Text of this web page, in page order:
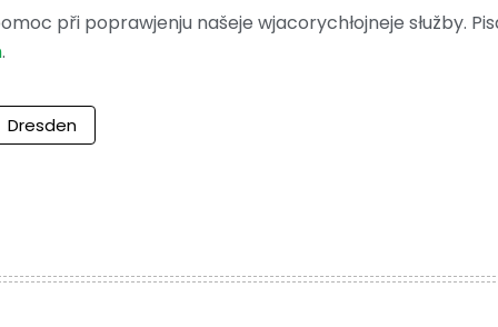
při poprawjenju našeje wjacorychłojneje słužby.
.
Dresden